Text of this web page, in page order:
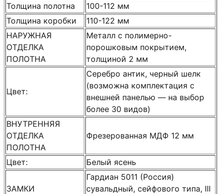
Толщина полотна
100-112 мм
Толщина коробки
110-122 мм
НАРУЖНАЯ
ОТДЕЛКА
ПОЛОТНА
Металл с полимерно-
порошковым покрытием,
толщиной 2 мм
Цвет:
Серебро антик, черный шелк
(возможна комплектация с
внешней панелью — на выбор
более 30 видов)
ВНУТРЕННЯЯ
ОТДЕЛКА
ПОЛОТНА
Фрезерованная МДФ 12 мм
Цвет: Белый ясень
ЗАМКИ
Гардиан 5011 (Россия)
сувальдный, сейфового типа, III